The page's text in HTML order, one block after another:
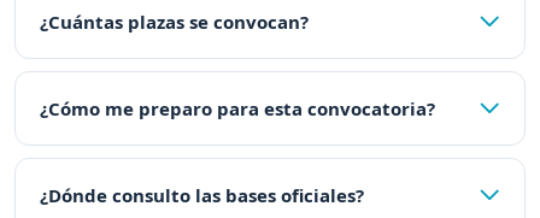
¿Cuántas plazas se convocan?
¿Cómo me preparo para esta convocatoria?
¿Dónde consulto las bases oficiales?